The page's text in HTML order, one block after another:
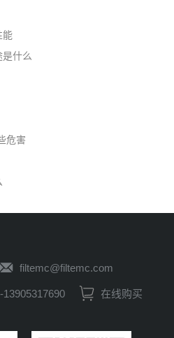
能
是什么
危害
filtemc@filtemc.com
在线购买